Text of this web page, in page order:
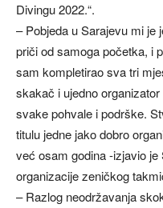
Divingu 2022.“.
– Pobjeda u Sarajevu mi je
priči od samoga početka, i
sam kompletirao sva tri
skakač i ujedno
svake pohvale i podrške.
titulu jedne jako dobro
već osam godina -izjavio
organizacije zeničkog
– Razlog neodržavanja